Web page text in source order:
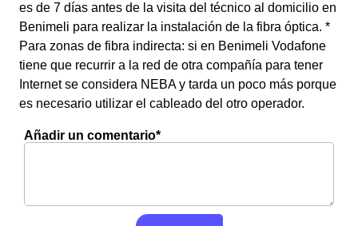
es de 7 días antes de la visita del técnico al domicilio en
Benimeli para realizar la instalación de la fibra óptica. *
Para zonas de fibra indirecta: si en Benimeli Vodafone
tiene que recurrir a la red de otra compañía para tener
Internet se considera NEBA y tarda un poco más porque
es necesario utilizar el cableado del otro operador.
Añadir un comentario*